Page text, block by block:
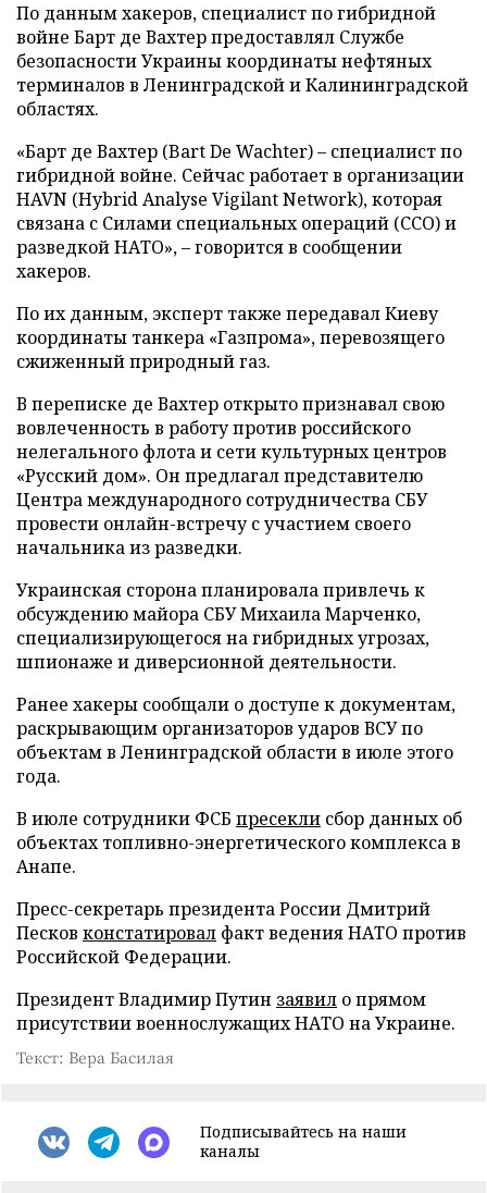
По данным хакеров, специалист по гибридной
войне Барт де Вахтер предоставлял Службе
безопасности Украины координаты нефтяных
терминалов в Ленинградской и Калининградской
областях.
«Барт де Вахтер (Bart De Wachter) – специалист по
гибридной войне. Сейчас работает в организации
HAVN (Hybrid Analyse Vigilant Network), которая
связана с Силами специальных операций (ССО) и
разведкой НАТО», – говорится в сообщении
хакеров.
По их данным, эксперт также передавал Киеву
координаты танкера «Газпрома», перевозящего
сжиженный природный газ.
В переписке де Вахтер открыто признавал свою
вовлеченность в работу против российского
нелегального флота и сети культурных центров
«Русский дом». Он предлагал представителю
Центра международного сотрудничества СБУ
провести онлайн-встречу с участием своего
начальника из разведки.
Украинская сторона планировала привлечь к
обсуждению майора СБУ Михаила Марченко,
специализирующегося на гибридных угрозах,
шпионаже и диверсионной деятельности.
Ранее хакеры сообщали о доступе к документам,
раскрывающим организаторов ударов ВСУ по
объектам в Ленинградской области в июле этого
года.
В июле сотрудники ФСБ пресекли сбор данных об
объектах топливно-энергетического комплекса в
Анапе.
Пресс-секретарь президента России Дмитрий
Песков констатировал факт ведения НАТО против
Российской Федерации.
Президент Владимир Путин заявил о прямом
присутствии военнослужащих НАТО на Украине.
Текст: Вера Басилая
Подписывайтесь на наши
каналы